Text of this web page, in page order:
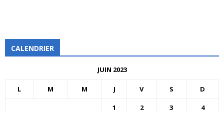
CALENDRIER
JUIN 2023
L M M J V S D
1 2 3
4